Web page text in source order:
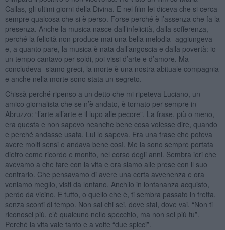
Callas, gli ultimi giorni della Divina. E nel film lei diceva che si cerca
sempre qualcosa che si è perso. Forse perché è l’assenza che fa la
presenza. Anche la musica nasce dall’infelicità, dalla sofferenza,
perché la felicità non produce mai una bella melodia -aggiungeva-
e, a quanto pare, la musica è nata dall’angoscia e dalla povertà: io
un tempo cantavo per soldi, poi vissi d’arte e d’amore. Ma -
concludeva- siamo greci, la morte è una nostra abituale compagnia
e anche nella morte sono stata un segreto.
Chissà perché ripenso a un detto che mi ripeteva Luciano, un
amico giornalista che se n’è andato, è tornato per sempre in
Abruzzo: “l’arte all’arte e il lupo alle pecore”. La frase, più o meno,
era questa e non sapevo neanche bene cosa volesse dire, quando
e perché andasse usata. Lui lo sapeva. Era una frase che poteva
avere molti sensi e andava bene così. Me la sono sempre portata
dietro come ricordo e monito, nel corso degli anni. Sembra ieri che
avevamo a che fare con la vita e ora siamo alle prese con il suo
contrario. Che pensavamo di avere una certa avvenenza e ora
veniamo meglio, visti da lontano. Anch’io in lontananza acquisto,
perdo da vicino. E tutto, o quello che è, ti sembra passato in fretta,
senza sconti di tempo. Non sai chi sei, dove stai, dove vai. “Non ti
riconosci più, c’è qualcuno nello specchio, ma non sei più tu”.
Perché la vita vale tanto e a volte “due spicci”.